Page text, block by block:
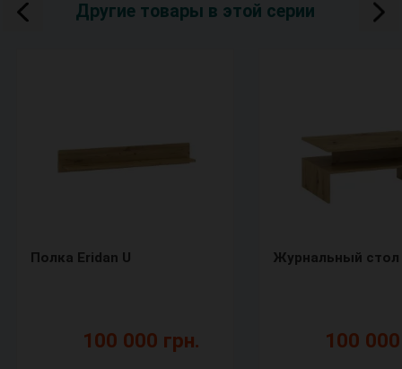
Другие товары в этой серии
Полка Eridan U
100 000 грн.
Журнальный стол
100